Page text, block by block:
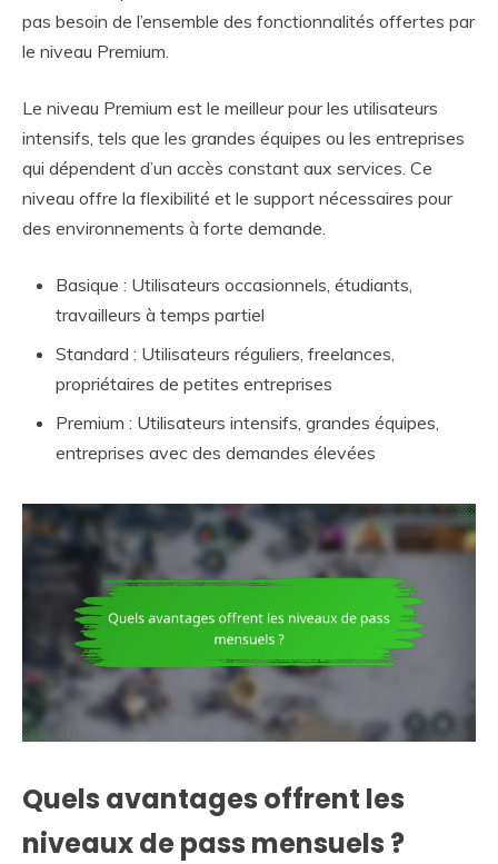
pas besoin de l’ensemble des fonctionnalités offertes par
le niveau Premium.
Le niveau Premium est le meilleur pour les utilisateurs
intensifs, tels que les grandes équipes ou les entreprises
qui dépendent d’un accès constant aux services. Ce
niveau offre la flexibilité et le support nécessaires pour
des environnements à forte demande.
Basique : Utilisateurs occasionnels, étudiants,
travailleurs à temps partiel
Standard : Utilisateurs réguliers, freelances,
propriétaires de petites entreprises
Premium : Utilisateurs intensifs, grandes équipes,
entreprises avec des demandes élevées
Quels avantages offrent les
niveaux de pass mensuels ?